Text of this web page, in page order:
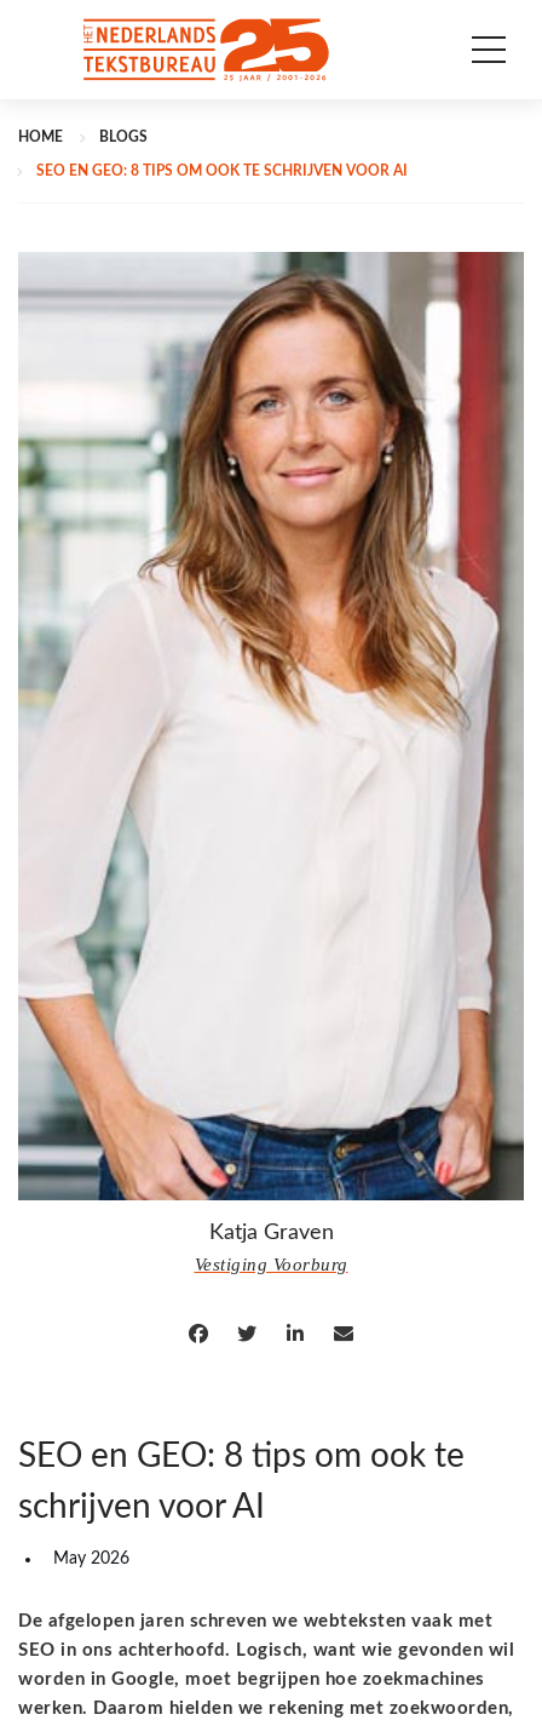
HOME BLOGS
SEO EN GEO: 8 TIPS OM OOK TE SCHRIJVEN VOOR AI
Katja Graven
Vestiging Voorburg
SEO en GEO: 8 tips om ook te
schrijven voor AI
May 2026
De afgelopen jaren schreven we webteksten vaak met
SEO in ons achterhoofd. Logisch, want wie gevonden wil
worden in Google, moet begrijpen hoe zoekmachines
werken. Daarom hielden we rekening met zoekwoorden,